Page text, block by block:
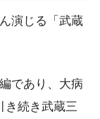
演じる「武蔵
であり、大病
き続き武蔵三